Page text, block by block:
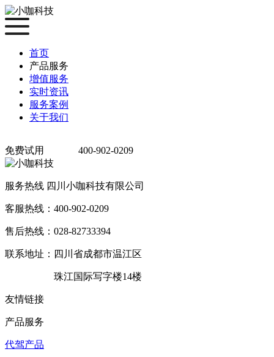
首页
产品服务
增值服务
实时资讯
服务案例
关于我们
免费试用 400-902-0209
服务热线 四川小咖科技有限公司
客服热线：400-902-0209
售后热线：028-82733394
联系地址：四川省成都市温江区
珠江国际写字楼14楼
友情链接
产品服务
代驾产品